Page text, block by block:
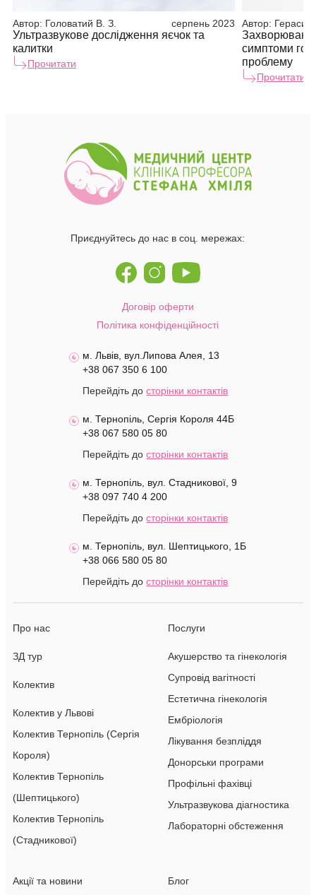
Автор: Головатий В. З. серпень 2023
Ультразвукове дослідження яєчок та
калитки
Прочитати
Автор:
симптоми
проблему
Прочитати
Приєднуйтесь до нас в соц. мережах:
Договір оферти
Політика конфіденційності
Про нас
ЗД тур
Колектив
Колектив у Львові
Колектив Тернопіль (Сергія
Короля)
Колектив Тернопіль
(Шептицького)
Колектив Тернопіль
(Стадникової)
Послуги
Акушерство та гінекологія
Супровід вагітності
Естетична гінекологія
Ембріологія
Лікування безпліддя
Донорськи програми
Профільні фахівці
Ультразвукова діагностика
Лабораторні обстеження
Акції та новини Блог
м. Львів, вул.Липова Алея, 13
+38 067 350 6 100
Перейдіть досторінки контактів
м. Тернопіль, Сергія Короля 44Б
+38 067 580 05 80
Перейдіть досторінки контактів
м. Тернопіль, вул. Стадникової, 9
+38 097 740 4 200
Перейдіть досторінки контактів
м. Тернопіль, вул. Шептицького, 1Б
+38 066 580 05 80
Перейдіть досторінки контактів